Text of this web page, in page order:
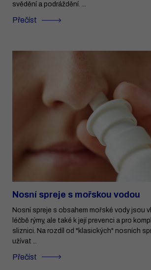
svědění a podráždění. ...
Přečíst
Nosní spreje s mořskou vodou
Nosní spreje s obsahem mořské vody jsou
léčbě rýmy, ale také k její prevenci a pro
sliznici. Na rozdíl od "klasických" nosních
užívat ...
Přečíst